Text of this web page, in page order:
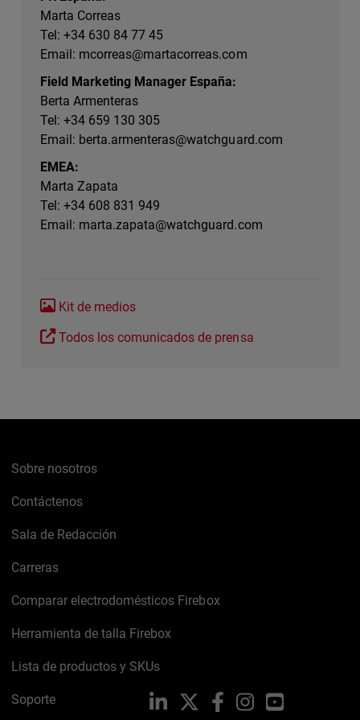
Marta Correas
Tel: +34 630 84 77 45
Email: mcorreas@martacorreas.com
Field Marketing Manager España:
Berta Armenteras
Tel: +34 659 130 305
Email: berta.armenteras@watchguard.com
EMEA:
Marta Zapata
Tel: +34 608 831 949
Email: marta.zapata@watchguard.com
Kit de medios
Todos los comunicados de prensa
Sobre nosotros
Contáctenos
Sala de Redacción
Carreras
Comparar electrodomésticos Firebox
Herramienta de talla Firebox
Lista de productos y SKUs
Soporte LinkedIn FacebookInstagram